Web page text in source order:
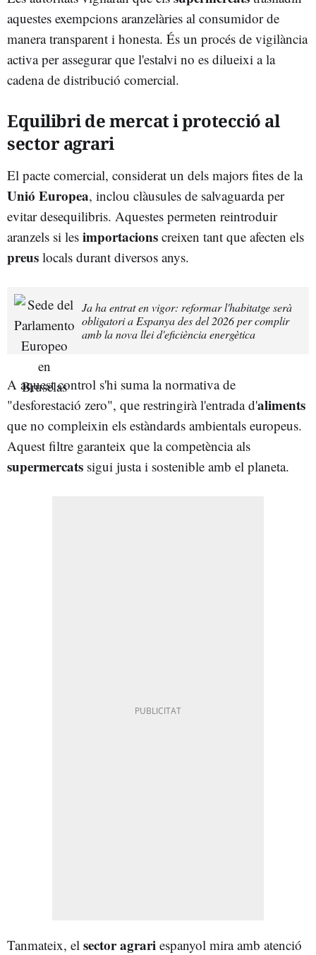
aquestes exempcions aranzelàries al consumidor de
manera transparent i honesta. És un procés de vigilància
activa per assegurar que l'estalvi no es dilueixi a la
cadena de distribució comercial.
Equilibri de mercat i protecció al
sector agrari
El pacte comercial, considerat un dels majors fites de la
Unió Europea, inclou clàusules de salvaguarda per
evitar desequilibris. Aquestes permeten reintroduir
aranzels si les importacions creixen tant que afecten els
preus locals durant diversos anys.
Ja ha entrat en vigor: reformar l'habitatge serà
obligatori a Espanya des del 2026 per complir
amb la nova llei d'eficiència energètica
A aquest control s'hi suma la normativa de
"desforestació zero", que restringirà l'entrada d'aliments
que no compleixin els estàndards ambientals europeus.
Aquest filtre garanteix que la competència als
supermercats sigui justa i sostenible amb el planeta.
Tanmateix, el sector agrari espanyol mira amb atenció